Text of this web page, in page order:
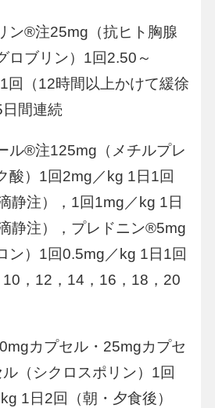
ン®注25mg（抗ヒト胸腺
ロブリン）1回2.50～
回（12時間以上かけて緩徐
間連続
ル®注125mg（メチルプレ
酸）1回2mg／kg 1日1回
静注），1回1mg／kg 1日
静注），プレドニン®5mg
ン）1回0.5mg／kg 1日1回
10，12，14，16，18，20
カプセル・25mgカプセ
（シクロスポリン）1回
1日2回（朝・夕食後）